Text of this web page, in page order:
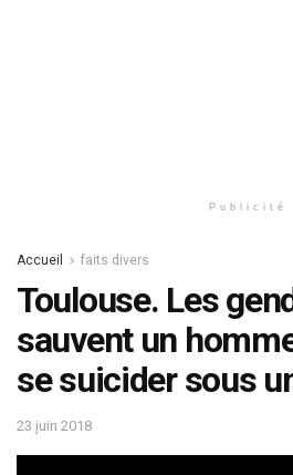
Publicité
Accueil faits divers
Toulouse. Les
sauvent un
se suicider sous
23 juin 2018